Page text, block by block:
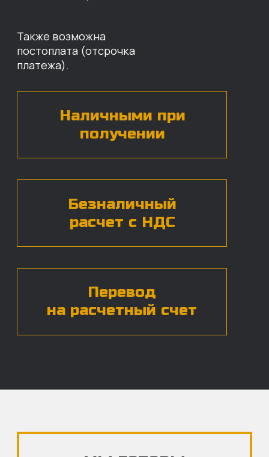
назовут цены и проконсультируют
по нужным деталям.
БЕСПЛАТНАЯ КОНСУЛЬТАЦИЯ
ЧАСТЫЕ ВОПРОСЫ